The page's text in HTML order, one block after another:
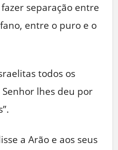
separação entre
entre o puro e o
todos os
lhes deu por
a Arão e aos seus